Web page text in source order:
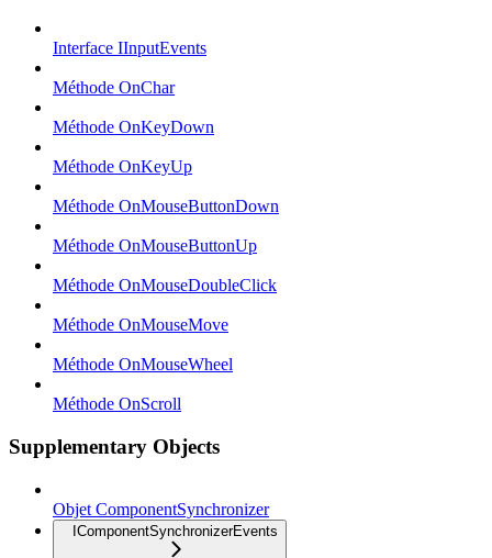
Interface IInputEvents
Méthode OnChar
Méthode OnKeyDown
Méthode OnKeyUp
Méthode OnMouseButtonDown
Méthode OnMouseButtonUp
Méthode OnMouseDoubleClick
Méthode OnMouseMove
Méthode OnMouseWheel
Méthode OnScroll
Supplementary Objects
Objet ComponentSynchronizer
IComponentSynchronizerEvents